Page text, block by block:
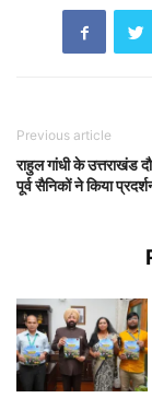
Previous article
राहुल गांधी के उत्तराखंड
पूर्व सैनिकों ने किया